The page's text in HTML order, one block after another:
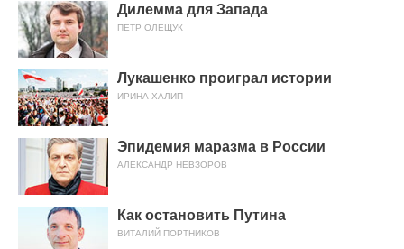
Дилемма для Запада
ПЕТР ОЛЕЩУК
Лукашенко проиграл истории
ИРИНА ХАЛИП
Эпидемия маразма в России
АЛЕКСАНДР НЕВЗОРОВ
Как остановить Путина
ВИТАЛИЙ ПОРТНИКОВ